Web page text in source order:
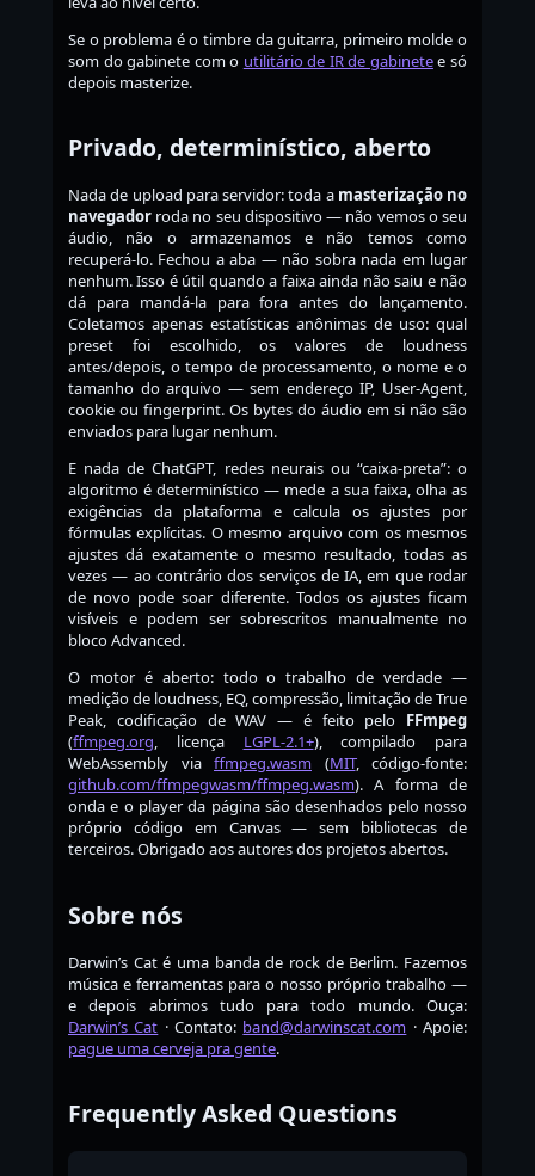
Se o problema é o timbre da guitarra, primeiro molde o
som do gabinete com o utilitário de IR de gabinetee só
depois masterize.
Privado, determinístico, aberto
Nada de upload para servidor: toda a masterização no
navegador roda no seu dispositivo — não vemos o seu
áudio, não o armazenamos e não temos como
recuperá-lo. Fechou a aba — não sobra nada em lugar
nenhum. Isso é útil quando a faixa ainda não saiu e não
dá para mandá-la para fora antes do lançamento.
Coletamos apenas estatísticas anônimas de uso: qual
preset foi escolhido, os valores de loudness
antes/depois, o tempo de processamento, o nome e o
tamanho do arquivo — sem endereço IP, User-Agent,
cookie ou fingerprint. Os bytes do áudio em si não são
enviados para lugar nenhum.
E nada de ChatGPT, redes neurais ou “caixa-preta”: o
algoritmo é determinístico — mede a sua faixa, olha as
exigências da plataforma e calcula os ajustes por
fórmulas explícitas. O mesmo arquivo com os mesmos
ajustes dá exatamente o mesmo resultado, todas as
vezes — ao contrário dos serviços de IA, em que rodar
de novo pode soar diferente. Todos os ajustes ficam
visíveis e podem ser sobrescritos manualmente no
bloco Advanced.
O motor é aberto: todo o trabalho de verdade —
medição de loudness, EQ, compressão, limitação de True
Peak, codificação de WAV — é feito pelo FFmpeg
(ffmpeg.org, licença LGPL-2.1+), compilado para
WebAssembly via ffmpeg.wasm (MIT, código-fonte:
github.com/ffmpegwasm/ffmpeg.wasm). A forma de
onda e o player da página são desenhados pelo nosso
próprio código em Canvas — sem bibliotecas de
terceiros. Obrigado aos autores dos projetos abertos.
Sobre nós
Darwin’s Cat é uma banda de rock de Berlim. Fazemos
música e ferramentas para o nosso próprio trabalho —
e depois abrimos tudo para todo mundo. Ouça:
Darwin’s Cat · Contato: band@darwinscat.com · Apoie:
pague uma cerveja pra gente.
Frequently Asked Questions